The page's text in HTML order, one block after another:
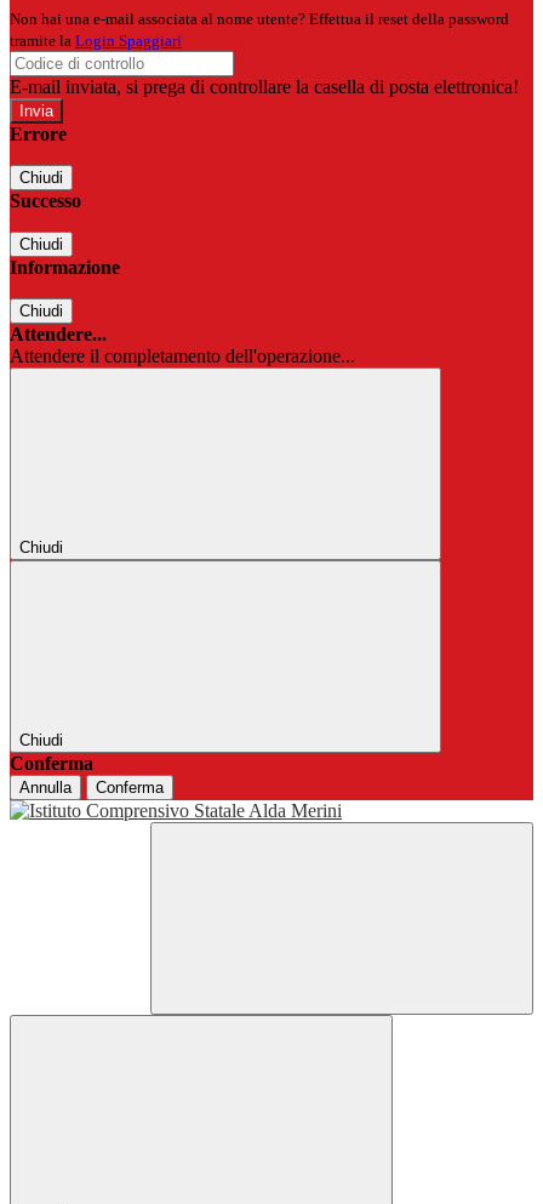
Non hai una e-mail associata al nome utente? Effettua il reset della password
tramite la Login Spaggiari
E-mail inviata, si prega di controllare la casella di posta elettronica!
Errore
Chiudi
Successo
Chiudi
Informazione
Chiudi
Attendere...
Attendere il completamento dell'operazione...
Chiudi
Chiudi
Conferma
Annulla Conferma